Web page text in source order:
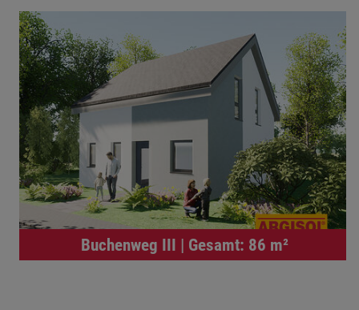
Buchenweg III | Gesamt: 86 m²